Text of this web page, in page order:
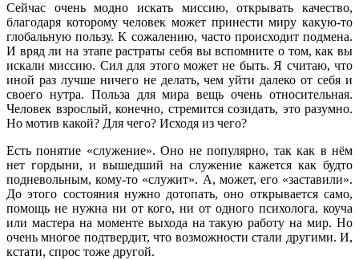
Сейчас очень модно искать миссию, открывать качество,
благодаря которому человек может принести миру какую-то
глобальную пользу. К сожалению, часто происходит подмена.
И вряд ли на этапе растраты себя вы вспомните о том, как вы
искали миссию. Сил для этого может не быть. Я считаю, что
иной раз лучше ничего не делать, чем уйти далеко от себя и
своего нутра. Польза для мира вещь очень относительная.
Человек взрослый, конечно, стремится созидать, это разумно.
Но мотив какой? Для чего? Исходя из чего?
Есть понятие «служение». Оно не популярно, так как в нём
нет гордыни, и вышедший на служение кажется как будто
подневольным, кому-то «служит». А, может, его «заставили».
До этого состояния нужно дотопать, оно открывается само,
помощь не нужна ни от кого, ни от одного психолога, коуча
или мастера на моменте выхода на такую работу на мир. Но
очень многое подтвердит, что возможности стали другими. И,
кстати, спрос тоже другой.